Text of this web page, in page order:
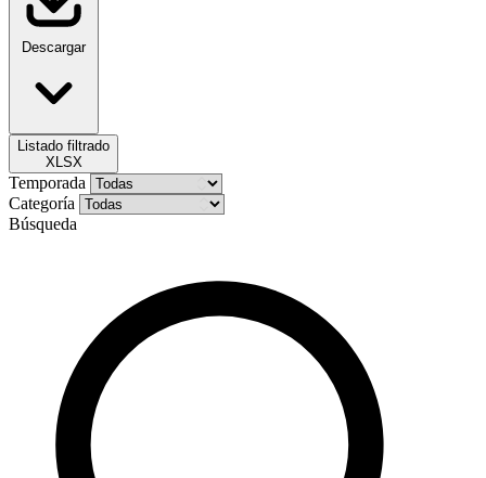
Descargar
Listado filtrado
XLSX
Temporada
Categoría
Búsqueda